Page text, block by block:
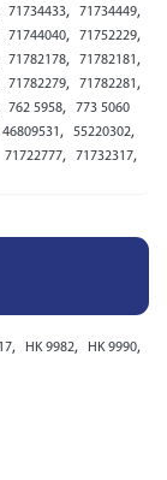
71734433, 71734449,
71744040, 71752229,
71782178, 71782181 ,
71782279, 71782281 ,
762 5958, 773 5060
46809531 , 55220302,
71722777, 71732317,
, HK 9982, HK 9990,